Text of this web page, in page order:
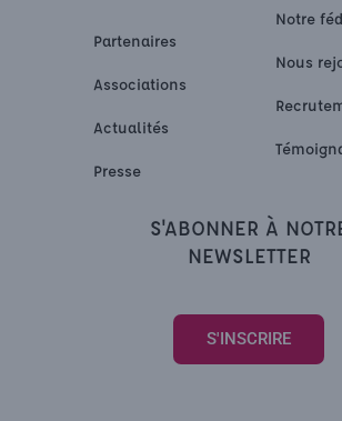
Partenaires
Associations
Actualités
Presse
Notre
Nous
S'ABONNER À
NEWSLETTER
S'INSCRIRE